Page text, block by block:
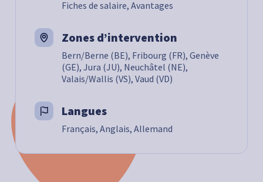
Fiches de salaire, Avantages
Zones d’intervention
Bern/Berne (BE), Fribourg (FR), Genève
(GE), Jura (JU), Neuchâtel (NE),
Valais/Wallis (VS), Vaud (VD)
Langues
Français, Anglais, Allemand